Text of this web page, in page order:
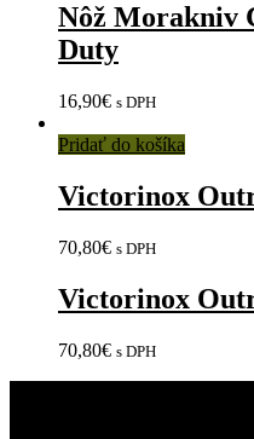
Nôž Morakniv
Duty
16,90€ s DPH
Pridať do košíka
Victorinox
70,80€ s DPH
Victorinox
70,80€ s DPH